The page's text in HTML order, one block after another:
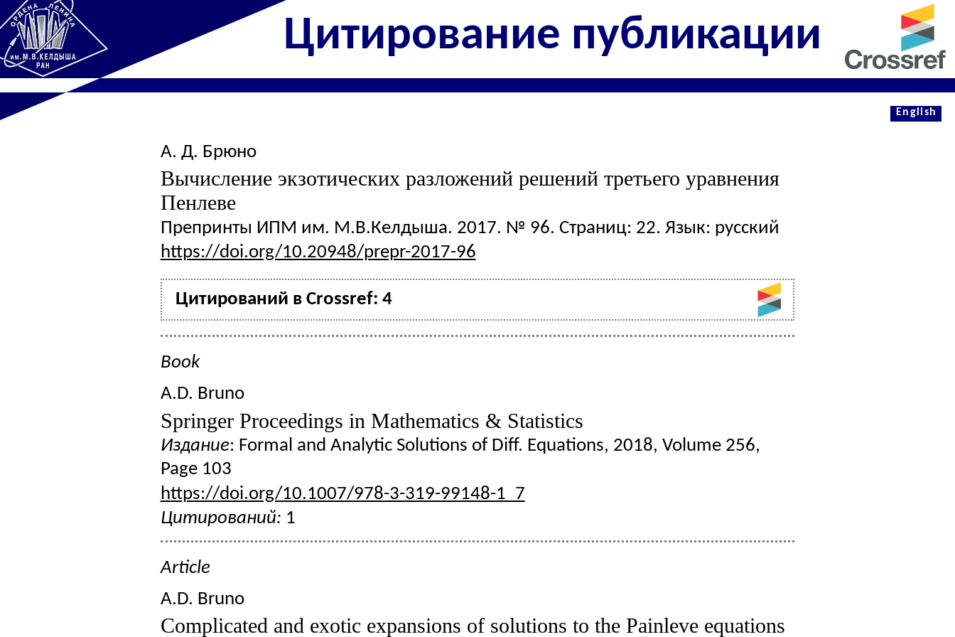
Цитирование публикации
English
А. Д. Брюно
Вычисление экзотических разложений решений третьего уравнения
Пенлеве
Препринты ИПМ им. М.В.Келдыша. 2017. № 96. Страниц: 22. Язык: русский
https://doi.org/10.20948/prepr-2017-96
Цитирований в Crossref: 4
Book
A.D. Bruno
Springer Proceedings in Mathematics & Statistics
Издание: Formal and Analytic Solutions of Diff. Equations, 2018, Volume 256,
Page 103
https://doi.org/10.1007/978-3-319-99148-1_7
Цитирований: 1
Article
A.D. Bruno
Complicated and exotic expansions of solutions to the Painleve equations